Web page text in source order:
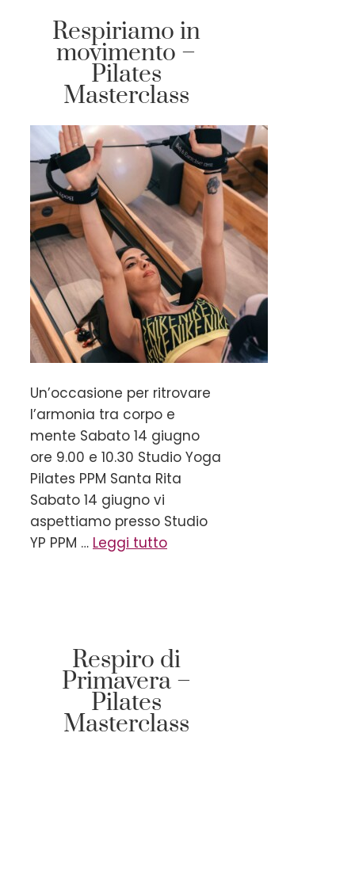
Respiriamo in
movimento –
Pilates
Masterclass
Un’occasione per ritrovare
l’armonia tra corpo e
mente Sabato 14 giugno
ore 9.00 e 10.30 Studio Yoga
Pilates PPM Santa Rita
Sabato 14 giugno vi
aspettiamo presso Studio
YP PPM … Leggi tutto
Respiro di
Primavera –
Pilates
Masterclass